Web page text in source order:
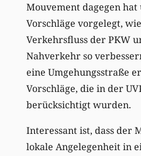
Mouvement dagegen hat
Vorschläge vorgelegt,
Verkehrsfluss der PKW
Nahverkehr so
eine Umgehungsstraße
Vorschläge, die in der
berücksichtigt wurden.
Interessant ist, dass der
lokale Angelegenheit in